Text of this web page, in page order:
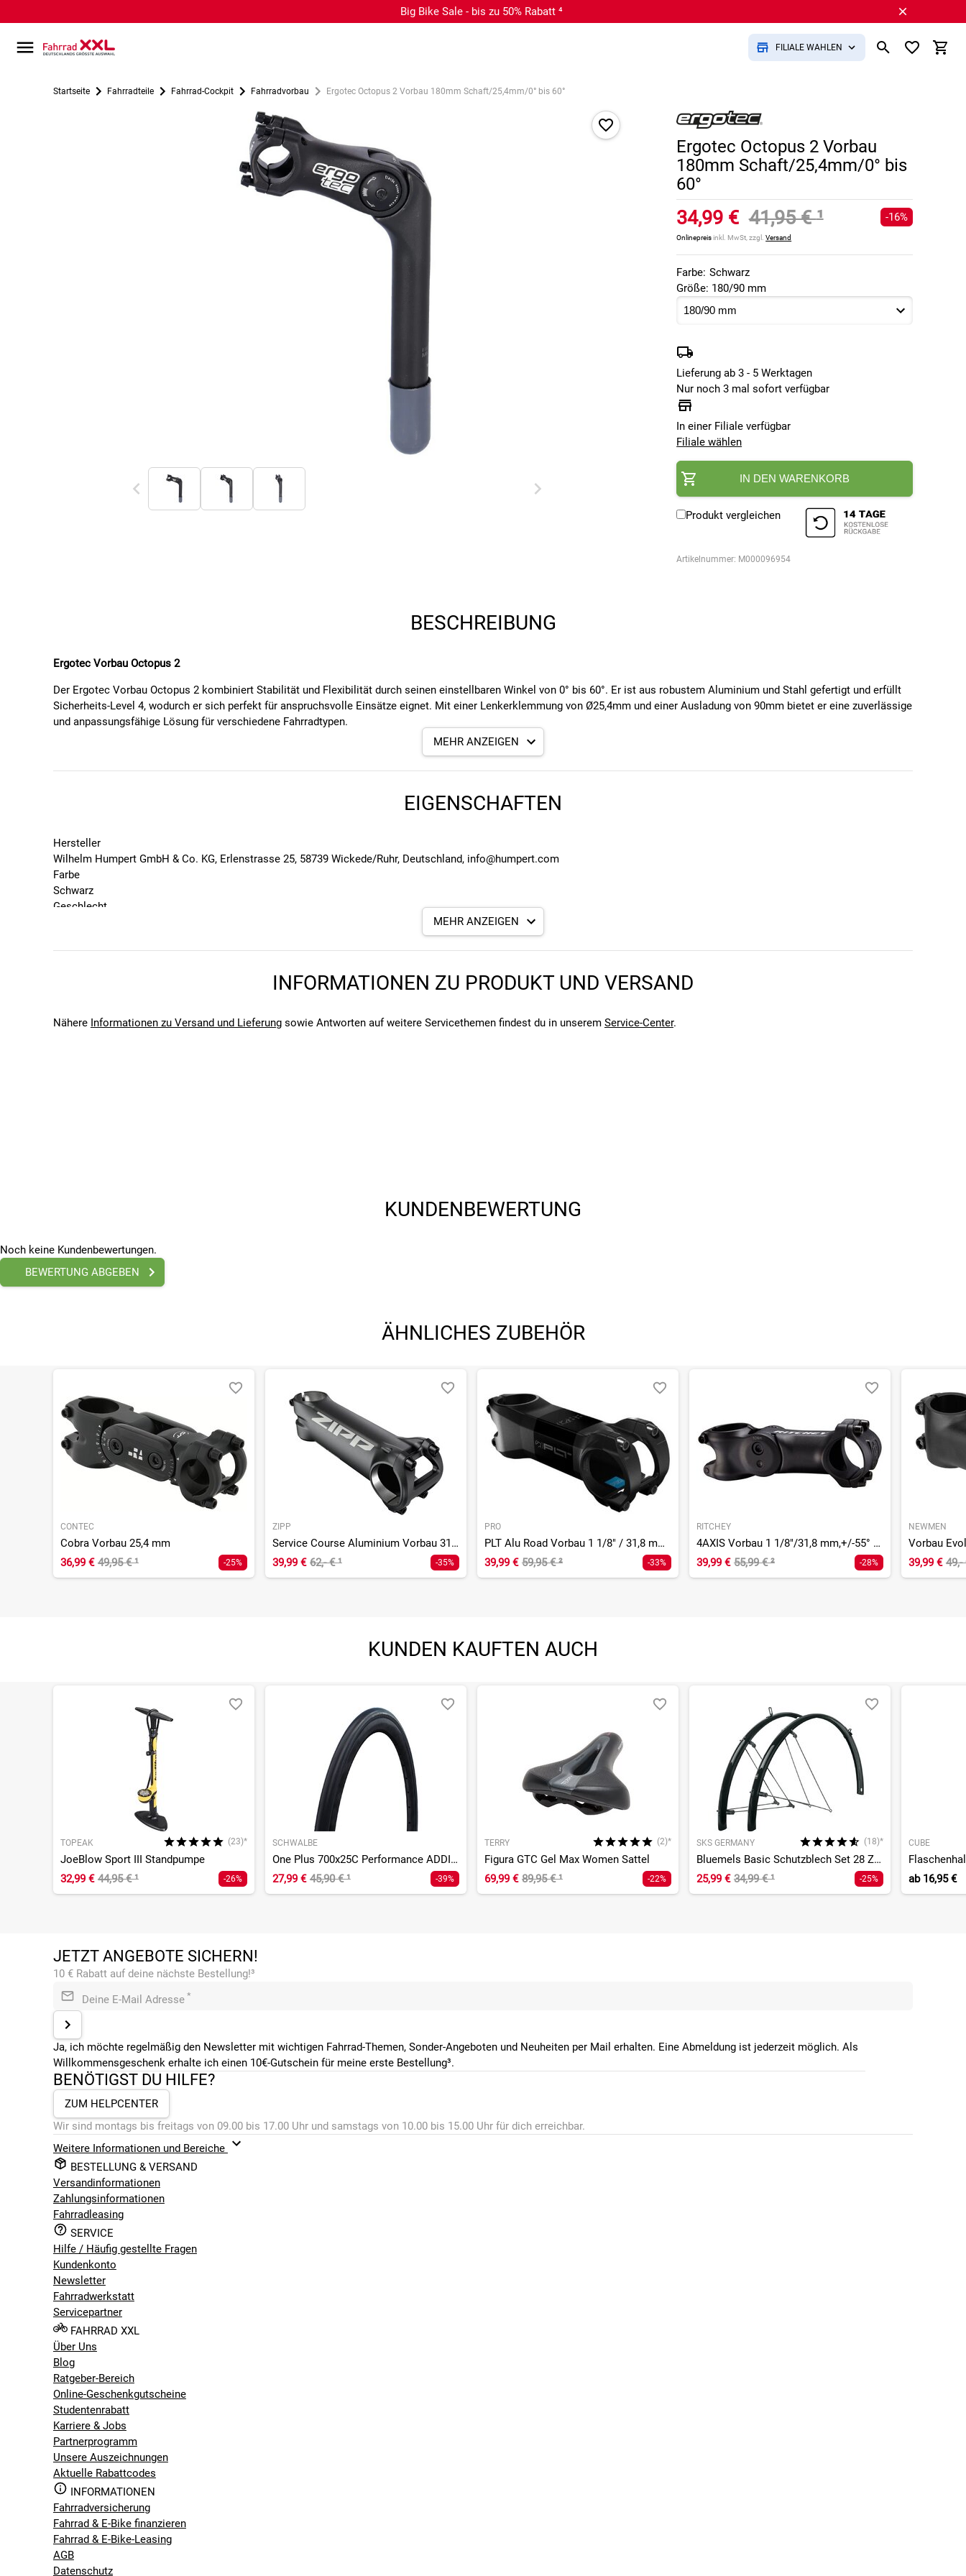
Big Bike Sale - bis zu 50% Rabatt ⁴
FILIALE WÄHLEN
Startseite Fahrradteile Fahrrad-Cockpit Fahrradvorbau Ergotec Octopus 2 Vorbau 180mm Schaft/25,4mm/0° bis 60°
Ergotec Octopus 2 Vorbau
180mm Schaft/25,4mm/0° bis
60°
34,99 € 41,95 €¹
Onlinepreisinkl. MwSt, zzgl.Versand
-16%
Farbe: Schwarz
Größe: 180/90 mm
Lieferung ab 3 - 5 Werktagen
Nur noch 3 mal sofort verfügbar
In einer Filiale verfügbar
Filiale wählen
IN DEN WARENKORB
Produkt vergleichen
Artikelnummer: M000096954
BESCHREIBUNG
Ergotec Vorbau Octopus 2
Der Ergotec Vorbau Octopus 2 kombiniert Stabilität und Flexibilität durch seinen einstellbaren Winkel von 0° bis 60°. Er ist aus robustem Aluminium und Stahl gefertigt und erfüllt
Sicherheits-Level 4, wodurch er sich perfekt für anspruchsvolle Einsätze eignet. Mit einer Lenkerklemmung von Ø25,4mm und einer Ausladung von 90mm bietet er eine zuverlässige
und anpassungsfähige Lösung für verschiedene Fahrradtypen.
Winkelverstellbarer Vorbau (0° bis 60°)
Technische Details:
Winkel:
Winkelverstellbar:
Ausladung:90 mm
MEHR ANZEIGEN
EIGENSCHAFTEN
Hersteller
Wilhelm Humpert GmbH & Co. KG, Erlenstrasse 25, 58739 Wickede/Ruhr, Deutschland, info@humpert.com
Farbe
Schwarz
Geschlecht
Ergotec
Bitte beachte, dass es zu Abweichungen zwischen den angegebenen- und den verbauten Komponenten bei Fahrrädern kommen kann. Einen Fehler gefunden?
MEHR ANZEIGEN
INFORMATIONEN ZU PRODUKT UND VERSAND
Nähere Informationen zu Versand und Lieferungsowie Antworten auf weitere Servicethemen findest du in unserem Service-Center.
KUNDENBEWERTUNG
Noch keine Kundenbewertungen.
BEWERTUNG ABGEBEN
ÄHNLICHES ZUBEHÖR
CONTEC
Cobra Vorbau 25,4 mm
36,99 € 49,95 €¹ -25%
ZIPP
Service Course Aluminium Vorbau 31,8 mm/6°
39,99 € 62,- €¹ -35%
PRO
PLT Alu Road Vorbau 1 1/8" / 31,8 mm / 17°
39,99 € 59,95 €² -33%
RITCHEY
4AXIS Vorbau 1 1/8"/31,8 mm,+/-55° winkelverstellbar
39,99 € 55,99 €² -28%
NEWMEN
Vorbau
39,99 €
KUNDEN KAUFTEN AUCH
TOPEAK (23)*
JoeBlow Sport III Standpumpe
32,99 € 44,95 €¹ -26%
SCHWALBE
One Plus 700x25C Performance ADDIX SmartGuard TwinSkin
27,99 € 45,90 €¹ -39%
TERRY (2)*
Figura GTC Gel Max Women Sattel
69,99 € 89,95 €¹ -22%
SKS GERMANY (18)*
Bluemels Basic Schutzblech Set 28 Zoll schwarz
25,99 € 34,99 €¹ -25%
CUBE
ab16,95 €
JETZT ANGEBOTE SICHERN!
10 € Rabatt auf deine nächste Bestellung!³
Deine E-Mail Adresse *
Ja, ich möchte regelmäßig den Newsletter mit wichtigen Fahrrad-Themen, Sonder-Angeboten und Neuheiten per Mail erhalten. Eine Abmeldung ist jederzeit möglich. Als
Willkommensgeschenk erhalte ich einen 10€-Gutschein für meine erste Bestellung³.
BENÖTIGST DU HILFE?
ZUM HELPCENTER
Wir sind montags bis freitags von 09.00 bis 17.00 Uhr und samstags von 10.00 bis 15.00 Uhr für dich erreichbar.
Weitere Informationen und Bereiche
BESTELLUNG & VERSAND
Versandinformationen
Zahlungsinformationen
Fahrradleasing
SERVICE
Hilfe / Häufig gestellte Fragen
Kundenkonto
Newsletter
Fahrradwerkstatt
Servicepartner
FAHRRAD XXL
Über Uns
Blog
Ratgeber-Bereich
Online-Geschenkgutscheine
Studentenrabatt
Karriere & Jobs
Partnerprogramm
Unsere Auszeichnungen
Aktuelle Rabattcodes
INFORMATIONEN
Fahrradversicherung
Fahrrad & E-Bike finanzieren
Fahrrad & E-Bike-Leasing
AGB
Datenschutz